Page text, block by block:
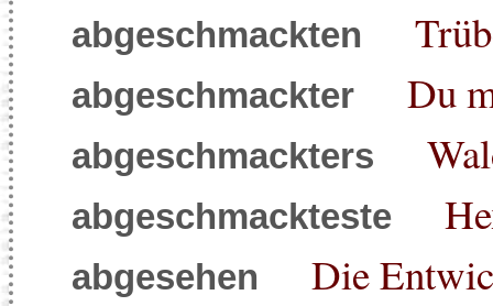
abgeschmackten
abgeschmackter Du
abgeschmackters
abgeschmackteste
abgesehen Die